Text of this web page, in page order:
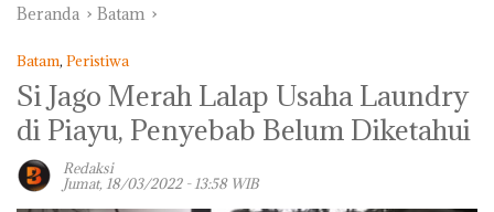
Beranda Batam
Batam, Peristiwa
Si Jago Merah Lalap Usaha Laundry
di Piayu, Penyebab Belum Diketahui
Redaksi
Jumat, 18/03/2022 - 13:58 WIB